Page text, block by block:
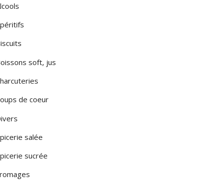
CALABRIA
CAMPAGNIA
PUGLIA
soft, jus
de coeur
salée
sucrée